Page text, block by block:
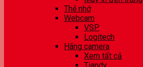
Thẻ nhớ
Webcam
VSP
Logitech
Hãng camera
Xem tất cả